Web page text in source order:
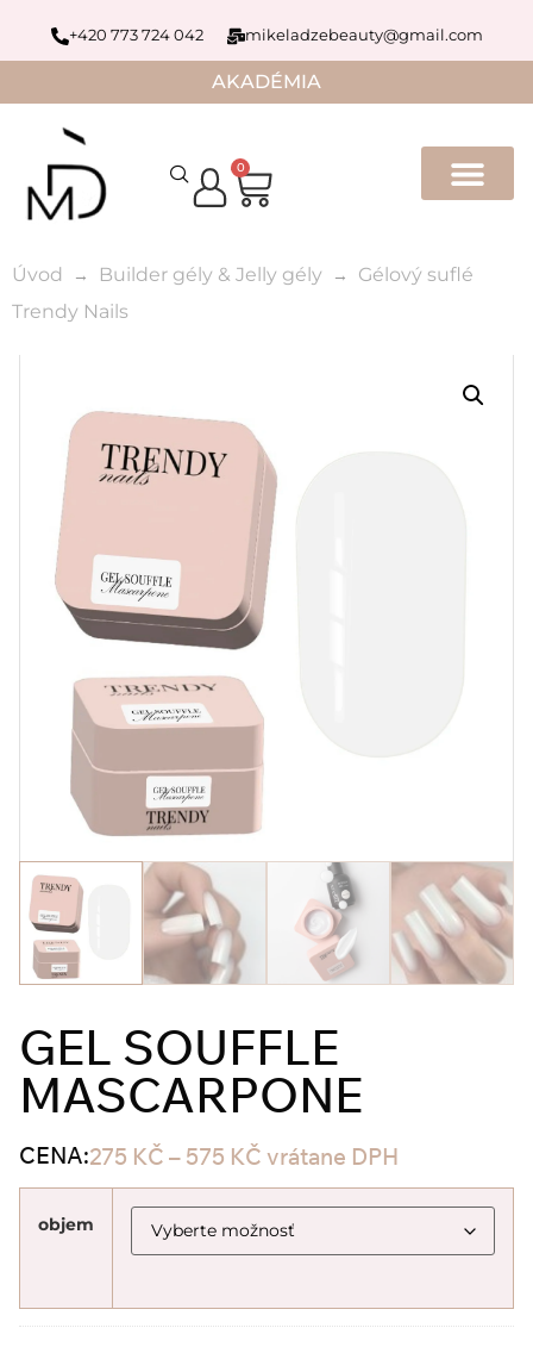
+420 773 724 042 mikeladzebeauty@gmail.com
AKADÉMIA
0
Úvod Builder gély & Jelly gély
Gélový suflé
Trendy Nails
GEL SOUFFLE
MASCARPONE
CENA:275 KČ – 575 KČ vrátane DPH
objem